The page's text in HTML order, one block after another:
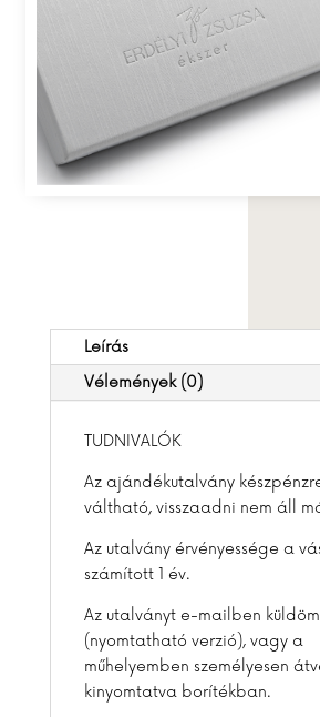
Leírás
Vélemények (0)
TUDNIVALÓK
Az ajándékutalvány
váltható, visszaadni nem áll
Az utalvány érvényessége a
számított 1 év.
Az utalványt e-mailben küldöm
(nyomtatható verzió), vagy a
műhelyemben személyesen
kinyomtatva borítékban.